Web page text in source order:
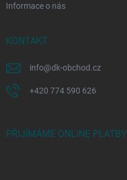
Informace o nás
KONTAKT
info@dk-obchod.cz
+420 774 590 626
PŘIJÍMÁME ONLINE PLATBY